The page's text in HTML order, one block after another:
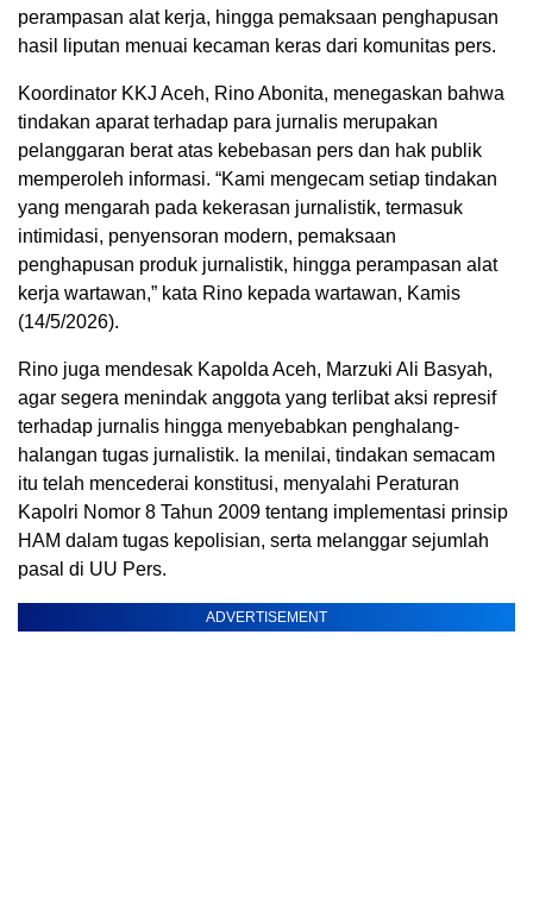
perampasan alat kerja, hingga pemaksaan penghapusan
hasil liputan menuai kecaman keras dari komunitas pers.
Koordinator KKJ Aceh, Rino Abonita, menegaskan bahwa
tindakan aparat terhadap para jurnalis merupakan
pelanggaran berat atas kebebasan pers dan hak publik
memperoleh informasi. “Kami mengecam setiap tindakan
yang mengarah pada kekerasan jurnalistik, termasuk
intimidasi, penyensoran modern, pemaksaan
penghapusan produk jurnalistik, hingga perampasan alat
kerja wartawan,” kata Rino kepada wartawan, Kamis
(14/5/2026).
Rino juga mendesak Kapolda Aceh, Marzuki Ali Basyah,
agar segera menindak anggota yang terlibat aksi represif
terhadap jurnalis hingga menyebabkan penghalang-
halangan tugas jurnalistik. Ia menilai, tindakan semacam
itu telah mencederai konstitusi, menyalahi Peraturan
Kapolri Nomor 8 Tahun 2009 tentang implementasi prinsip
HAM dalam tugas kepolisian, serta melanggar sejumlah
pasal di UU Pers.
ADVERTISEMENT